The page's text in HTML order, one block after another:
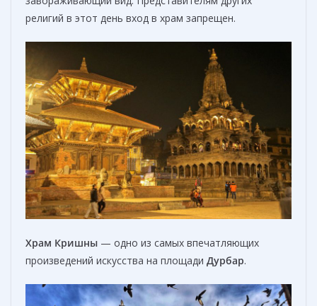
религий в этот день вход в храм запрещен.
Храм Кришны — одно из самых впечатляющих
произведений искусства на площади Дурбар.